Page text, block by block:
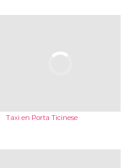
Taxi en Porta Ticinese